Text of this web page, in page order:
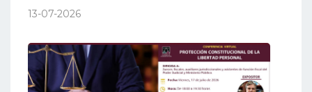
13-07-2026